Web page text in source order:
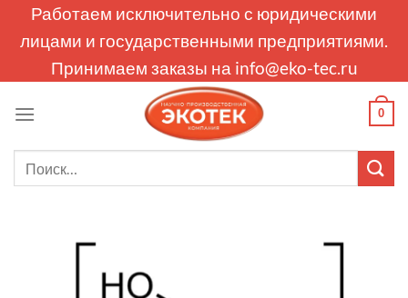
Работаем исключительно с юридическими
лицами и государственными предприятиями.
Принимаем заказы на info@eko-tec.ru
0